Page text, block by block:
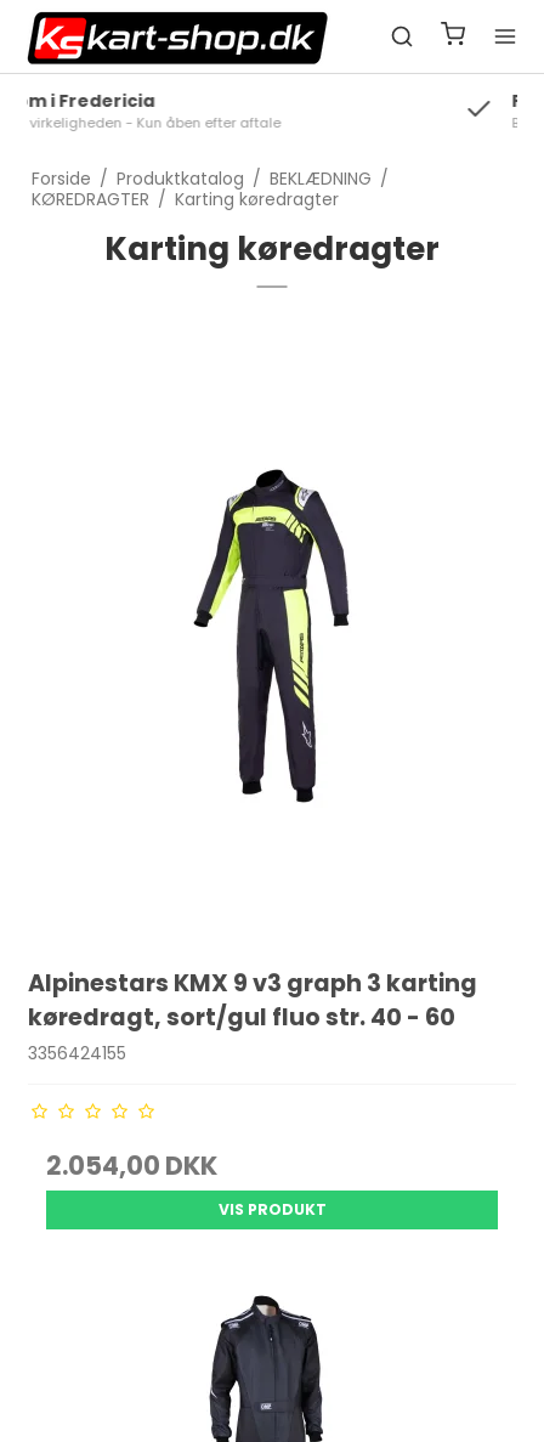
Book tid på 2154 0070
Forside / Produktkatalog / BEKLÆDNING /
KØREDRAGTER / Karting køredragter
Karting køredragter
Alpinestars KMX 9 v3 graph 3 karting
køredragt, sort/gul fluo str. 40 - 60
3356424155
2.054,00 DKK
VIS PRODUKT